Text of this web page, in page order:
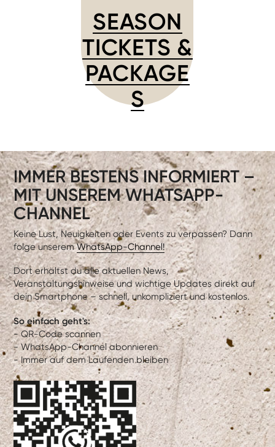
SEASON
TICKETS &
PACKAGE
S
IMMER BESTENS INFORMIERT –
MIT UNSEREM WHATSAPP-
CHANNEL
Keine Lust, Neuigkeiten oder Events zu verpassen? Dann
folge unseremWhatsApp-Channel!
Dort erhältst du alle aktuellen News,
Veranstaltungshinweise und wichtige Updates direkt auf
dein Smartphone – schnell, unkompliziert und kostenlos.
So einfach geht's:
- QR-Code scannen
- WhatsApp-Channel abonnieren
- Immer auf dem Laufenden bleiben